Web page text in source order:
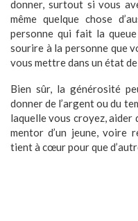
donner, surtout si vous
même quelque chose
personne qui fait la
sourire à la personne que
vous mettre dans un état
Bien sûr, la générosité
donner de l’argent ou du
laquelle vous croyez, aider
mentor d’un jeune, voire
tient à cœur pour que